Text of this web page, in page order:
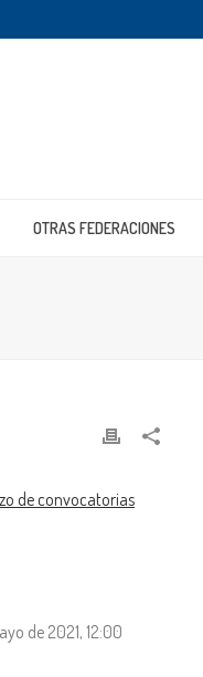
OTRAS FEDERACIONES
de convocatorias
de 2021, 12:00